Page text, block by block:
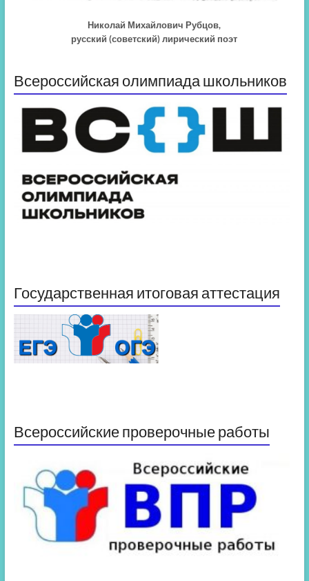
Николай Михайлович Рубцов,
русский (советский) лирический поэт
Всероссийская олимпиада школьников
Государственная итоговая аттестация
Всероссийские проверочные работы